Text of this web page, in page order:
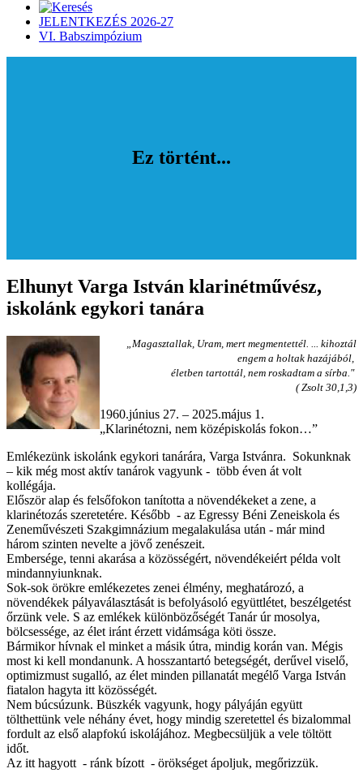
JELENTKEZÉS 2026-27
VI. Babszimpózium
Ez történt...
Elhunyt Varga István klarinétművész,
iskolánk egykori tanára
Magasztallak, Uram, mert megmentettél. ... kihoztál
engem a holtak hazájából,
életben tartottál, nem roskadtam a sírba."
( Zsolt 30,1,3)
1960.június 27. – 2025.május 1.
„Klarinétozni, nem középiskolás fokon…”
Emlékezünk iskolánk egykori tanárára, Varga Istvánra. Sokunknak
– kik még most aktív tanárok vagyunk - több éven át volt
kollégája.
Először alap és felsőfokon tanította a növendékeket a zene, a
klarinétozás szeretetére. Később - az Egressy Béni Zeneiskola és
Zeneművészeti Szakgimnázium megalakulása után - már mind
három szinten nevelte a jövő zenészeit.
Embersége, tenni akarása a közösségért, növendékeiért példa volt
mindannyiunknak.
Sok-sok örökre emlékezetes zenei élmény, meghatározó, a
növendékek pályaválasztását is befolyásoló együttlétet, beszélgetést
őrzünk vele. S az emlékek különbözőségét Tanár úr mosolya,
bölcsessége, az élet iránt érzett vidámsága köti össze.
Bármikor hívnak el minket a másik útra, mindig korán van. Mégis
most ki kell mondanunk. A hosszantartó betegségét, derűvel viselő,
optimizmust sugalló, az élet minden pillanatát megélő Varga István
fiatalon hagyta itt közösségét.
Nem búcsúzunk. Büszkék vagyunk, hogy pályáján együtt
tölthettünk vele néhány évet, hogy mindig szeretettel és bizalommal
fordult az első alapfokú iskolájához. Megbecsüljük a vele töltött
időt.
Az itt hagyott - ránk bízott - örökséget ápoljuk, megőrizzük.